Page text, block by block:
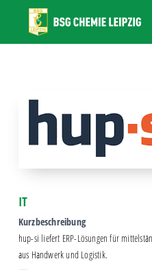
main
IT
Kurzbeschreibung
hup-si liefert ERP-Lösungen für
aus Handwerk und Logistik.